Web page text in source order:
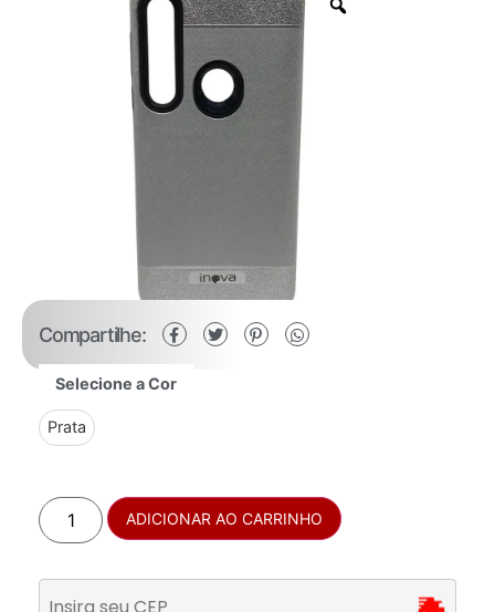
Compartilhe:
Selecione a Cor
Prata
ADICIONAR AO CARRINHO